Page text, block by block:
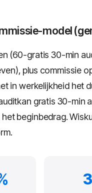
model
(60-gratis 30-min
plus commissie
in werkelijkheid het
gratis 30-min
beginbedrag.